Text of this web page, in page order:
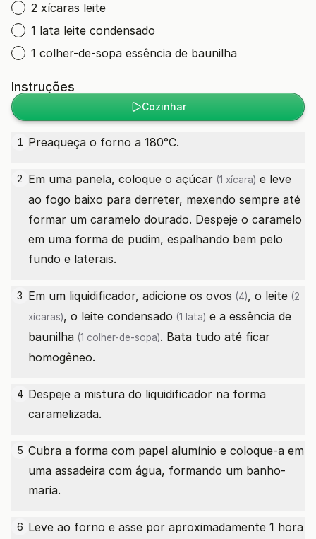
2 xícaras leite
1 lata leite condensado
1 colher-de-sopa essência de baunilha
Instruções
Cozinhar
1 Preaqueça o forno a 180°C.
2 Em uma panela, coloque o açúcar (1 xícara) e leve
ao fogo baixo para derreter, mexendo sempre até
formar um caramelo dourado. Despeje o caramelo
em uma forma de pudim, espalhando bem pelo
fundo e laterais.
3 Em um liquidificador, adicione os ovos (4), o leite (2
xícaras), o leite condensado (1 lata) e a essência de
baunilha (1 colher-de-sopa). Bata tudo até ficar
homogêneo.
4 Despeje a mistura do liquidificador na forma
caramelizada.
5 Cubra a forma com papel alumínio e coloque-a em
uma assadeira com água, formando um banho-
maria.
6 Leve ao forno e asse por aproximadamente 1 hora